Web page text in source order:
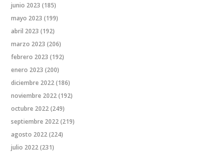
junio 2023 (185)
mayo 2023 (199)
abril 2023 (192)
marzo 2023 (206)
febrero 2023 (192)
enero 2023 (200)
diciembre 2022(186)
noviembre 2022(192)
octubre 2022(249)
septiembre 2022(219)
agosto 2022(224)
julio 2022(231)